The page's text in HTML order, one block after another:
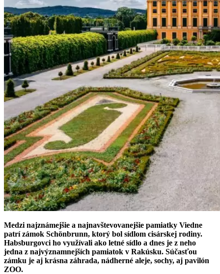
Medzi najznámejšie a najnavštevovanejšie pamiatky Viedne
patrí zámok Schönbrunn, ktorý bol sídlom cisárskej rodiny.
Habsburgovci ho využívali ako letné sídlo a dnes je z neho
jedna z najvýznamnejších pamiatok v Rakúsku. Súčasťou
zámku je aj krásna záhrada, nádherné aleje, sochy, aj pavilón
ZOO.